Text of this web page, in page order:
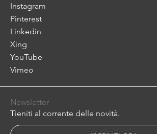
Instagram
Pinterest
Linkedin
Xing
YouTube
Vimeo
Newsletter
Tieniti al corrente delle novità.